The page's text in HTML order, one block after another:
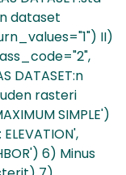
dataset
II)
DATASET:n
rasteri
SIMPLE')
6) Minus